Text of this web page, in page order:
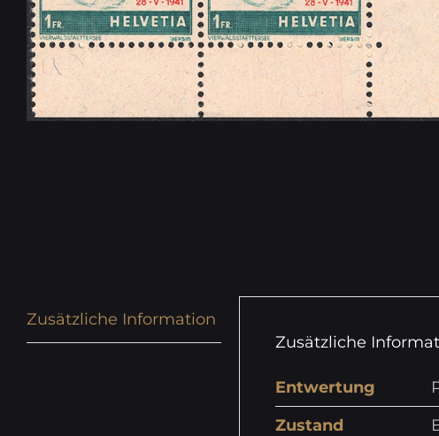
Zusätzliche Information
Zusätzliche
Entwertung
Zustand